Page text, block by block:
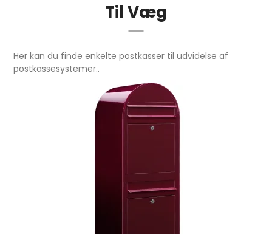
Til Væg
Her kan du finde enkelte postkasser til udvidelse af
postkassesystemer..